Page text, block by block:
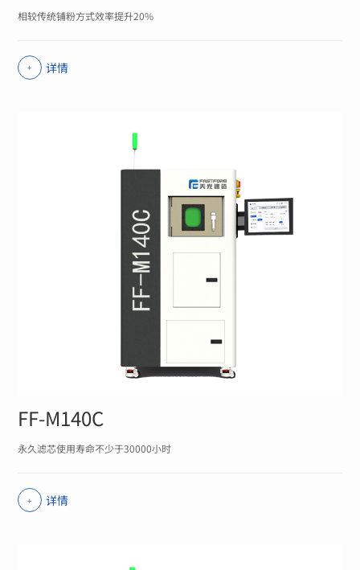
相较传统铺粉方式效率提升20%
+ 详情
FF-M140C
永久滤芯使用寿命不少于30000小时
+ 详情